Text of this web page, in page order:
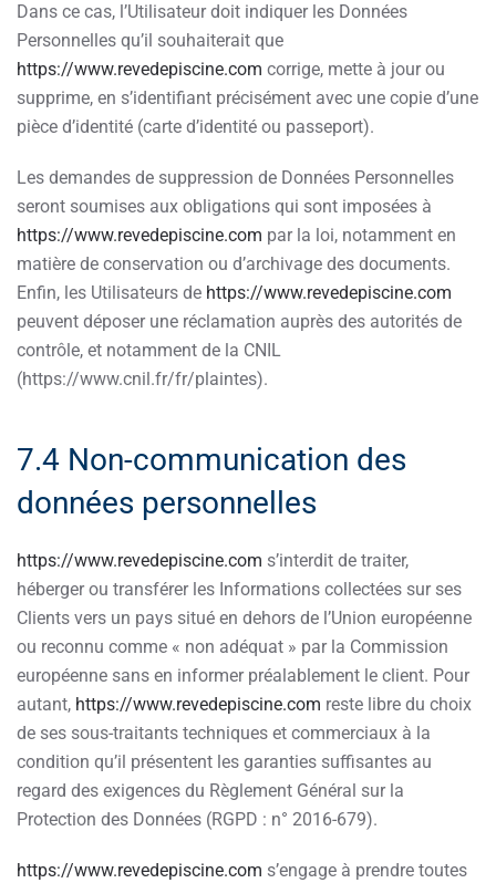
Dans ce cas, l’Utilisateur doit indiquer les Données
Personnelles qu’il souhaiterait que
https://www.revedepiscine.com corrige, mette à jour ou
supprime, en s’identifiant précisément avec une copie d’une
pièce d’identité (carte d’identité ou passeport).
Les demandes de suppression de Données Personnelles
seront soumises aux obligations qui sont imposées à
https://www.revedepiscine.com par la loi, notamment en
matière de conservation ou d’archivage des documents.
Enfin, les Utilisateurs de https://www.revedepiscine.com
peuvent déposer une réclamation auprès des autorités de
contrôle, et notamment de la CNIL
(https://www.cnil.fr/fr/plaintes).
7.4 Non-communication des
données personnelles
https://www.revedepiscine.com s’interdit de traiter,
héberger ou transférer les Informations collectées sur ses
Clients vers un pays situé en dehors de l’Union européenne
ou reconnu comme « non adéquat » par la Commission
européenne sans en informer préalablement le client. Pour
autant, https://www.revedepiscine.com reste libre du choix
de ses sous-traitants techniques et commerciaux à la
condition qu’il présentent les garanties suffisantes au
regard des exigences du Règlement Général sur la
Protection des Données (RGPD : n° 2016-679).
https://www.revedepiscine.com s’engage à prendre toutes